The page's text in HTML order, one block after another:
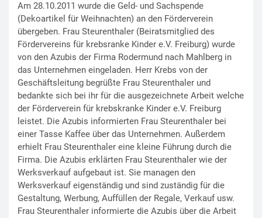
Am 28.10.2011 wurde die Geld- und Sachspende
(Dekoartikel für Weihnachten) an den Förderverein
übergeben. Frau Steurenthaler (Beiratsmitglied des
Fördervereins für krebsranke Kinder e.V. Freiburg) wurde
von den Azubis der Firma Rodermund nach Mahlberg in
das Unternehmen eingeladen. Herr Krebs von der
Geschäftsleitung begrüßte Frau Steurenthaler und
bedankte sich bei ihr für die ausgezeichnete Arbeit welche
der Förderverein für krebskranke Kinder e.V. Freiburg
leistet. Die Azubis informierten Frau Steurenthaler bei
einer Tasse Kaffee über das Unternehmen. Außerdem
erhielt Frau Steurenthaler eine kleine Führung durch die
Firma. Die Azubis erklärten Frau Steurenthaler wie der
Werksverkauf aufgebaut ist. Sie managen den
Werksverkauf eigenständig und sind zuständig für die
Gestaltung, Werbung, Auffüllen der Regale, Verkauf usw.
Frau Steurenthaler informierte die Azubis über die Arbeit